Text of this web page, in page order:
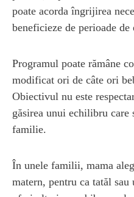
poate acorda îngrijirea
beneficieze de perioade de
Programul poate rămâne
modificat ori de câte ori
Obiectivul nu este
găsirea unui echilibru care
familie.
În unele familii, mama
matern, pentru ca tatăl